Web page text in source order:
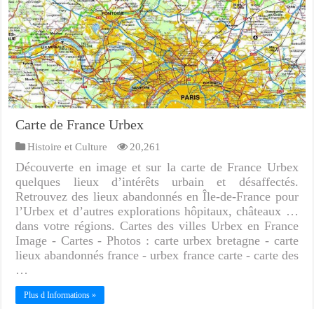
Carte de France Urbex
Histoire et Culture 20,261
Découverte en image et sur la carte de France Urbex
quelques lieux d’intérêts urbain et désaffectés.
Retrouvez des lieux abandonnés en Île-de-France pour
l’Urbex et d’autres explorations hôpitaux, châteaux …
dans votre régions. Cartes des villes Urbex en France
Image - Cartes - Photos : carte urbex bretagne - carte
lieux abandonnés france - urbex france carte - carte des
…
Plus d Informations »